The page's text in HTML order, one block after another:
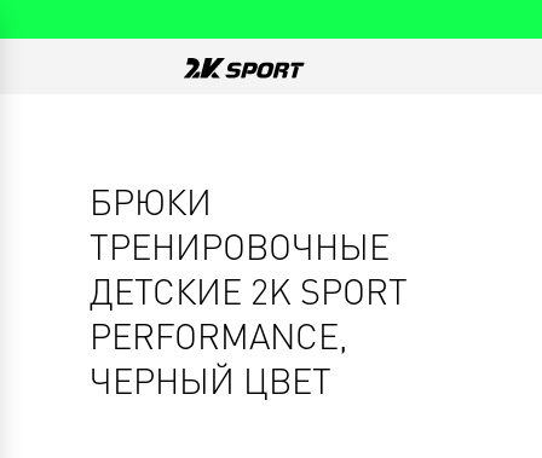
БРЮКИ
ТРЕНИРОВОЧНЫЕ
ДЕТСКИЕ 2K SPORT
PERFORMANCE,
ЧЕРНЫЙ ЦВЕТ